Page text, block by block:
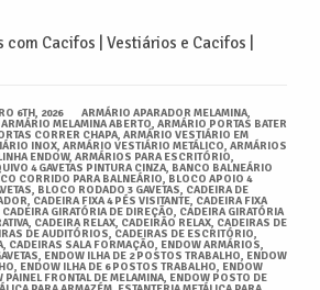
Cacifos | Vestiários e Cacifos |
6TH, 2026 ARMÁRIO APARADOR MELAMINA,
ARMÁRIO MELAMINA ABERTO, ARMÁRIO PORTAS BATER
CORRER CHAPA, ARMÁRIO VESTIÁRIO EM
INOX, ARMÁRIO VESTIÁRIO METÁLICO, ARMÁRIOS
ENDOW, ARMÁRIOS PARA ESCRITÓRIO,
4 GAVETAS PINTURA CINZA, BANCO BALNEÁRIO
CORRIDO PARA BALNEÁRIO, BLOCO APOIO 4
, BLOCO RODADO 3 GAVETAS, CADEIRA DE
, CADEIRA FIXA 4 PÉS VISITANTE, CADEIRA FIXA
CADEIRA GIRATÓRIA DE DIREÇÃO, CADEIRA GIRATÓRIA
, CADEIRA RELAX, CADEIRÃO RELAX, CADEIRAS DE
DE AUDITÓRIOS, CADEIRAS DE ESCRITÓRIO,
, CADEIRAS SALA FORMAÇÃO, ENDOW ARMÁRIOS,
, ENDOW ILHA DE 2 POSTOS TRABALHO, ENDOW
, ENDOW ILHA DE 6 POSTOS TRABALHO, ENDOW
PAINEL FRONTAL DE MELAMINA, ENDOW POSTO DE